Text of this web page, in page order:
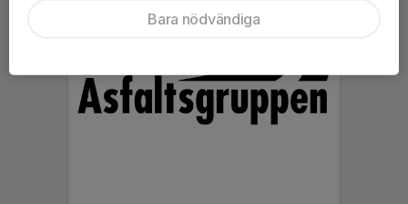
Bara nödvändiga